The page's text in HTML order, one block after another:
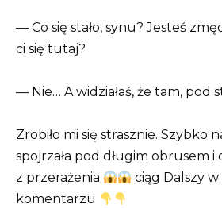
— Co się stało, synu? Jesteś
ci się tutaj?
— Nie… A widziałaś, że tam, pod
Zrobiło mi się strasznie. Szybko
spojrzała pod długim obrusem i
z przerażenia
ciąg Dalszy
komentarzu